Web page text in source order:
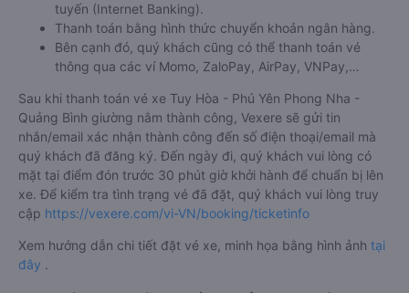
tuyến (Internet Banking).
Thanh toán bằng hình thức chuyển khoản ngân hàng.
Bên cạnh đó, quý khách cũng có thể thanh toán vé
thông qua các ví Momo, ZaloPay, AirPay, VNPay,…
Sau khi thanh toán vé xe Tuy Hòa - Phú Yên Phong Nha -
Quảng Bình giường nằm thành công, Vexere sẽ gửi tin
nhắn/email xác nhận thành công đến số điện thoại/email mà
quý khách đã đăng ký. Đến ngày đi, quý khách vui lòng có
mặt tại điểm đón trước 30 phút giờ khởi hành để chuẩn bị lên
xe. Để kiểm tra tình trạng vé đã đặt, quý khách vui lòng truy
cập https://vexere.com/vi-VN/booking/ticketinfo
Xem hướng dẫn chi tiết đặt vé xe, minh họa bằng hình ảnh tại
đây .